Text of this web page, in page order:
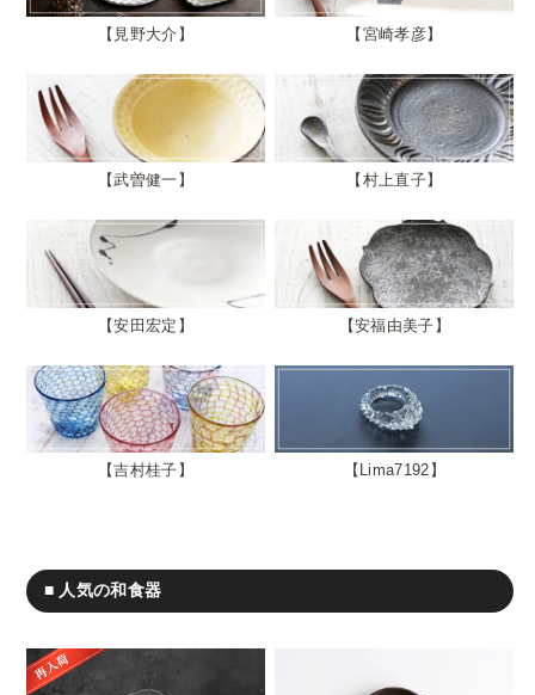
見野大介 宮崎孝彦
武曽健一 村上直子
安田宏定 安福由美子
吉村桂子 Lima7192
■ 人気の和食器